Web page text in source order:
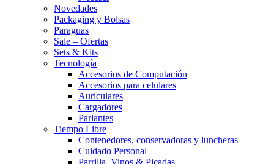
Novedades
Packaging y Bolsas
Paraguas
Sale – Ofertas
Sets & Kits
Tecnología
Accesorios de Computación
Accesorios para celulares
Auriculares
Cargadores
Parlantes
Tiempo Libre
Contenedores, conservadoras y luncheras
Cuidado Personal